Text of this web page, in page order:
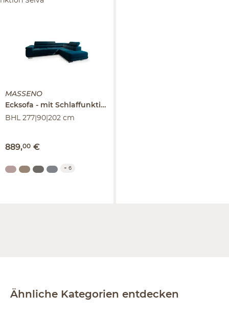
MASSENO
Ecksofa mit Schlaffunktion
BHL 277|90|202 cm
889,00 €
+ 6
Ähnliche Kategorien entdecken